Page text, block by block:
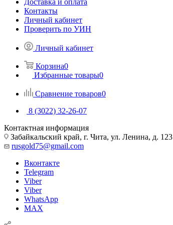
Доставка и оплата
Контакты
Личный кабинет
Проверить по УИН
Личный кабинет
Корзина0
Избранные товары0
Сравнение товаров0
8 (3022) 32-26-07
Контактная информация
Забайкальский край, г. Чита, ул. Ленина, д. 123
rusgold75@gmail.com
Вконтакте
Telegram
Viber
Viber
WhatsApp
MAX